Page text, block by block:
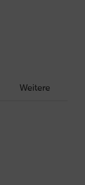
Weitere